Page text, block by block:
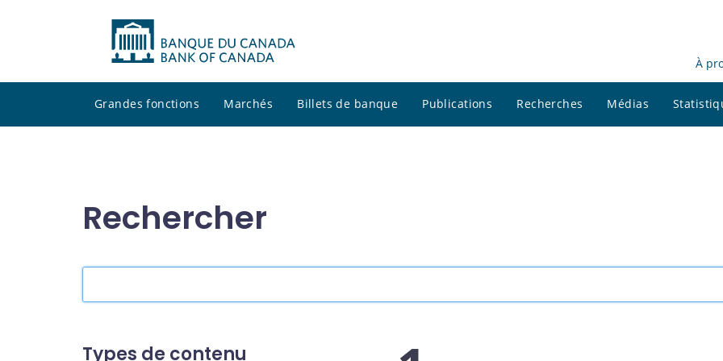
À
Grandes fonctions Marchés Billets de banque Publications Recherches Médias
Rechercher
site
Types de contenu